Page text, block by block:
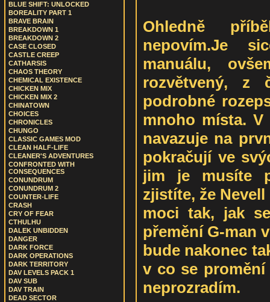
BLUE SHIFT: UNLOCKED
BOREALITY PART 1
BRAVE BRAIN
BREAKDOWN 1
BREAKDOWN 2
CASE CLOSED
CASTLE CREEP
CATHARSIS
CHAOS THEORY
CHEMICAL EXISTENCE
CHICKEN MIX
CHICKEN MIX 2
CHINATOWN
CHOICES
CHRONICLES
CHUNGO
CLASSIC GAMES MOD
CLEAN HALF-LIFE
CLEANER'S ADVENTURES
CONFRONTED WITH
CONSEQUENCES
CONUNDRUM
CONUNDRUM 2
COUNTER-LIFE
CRASH
CRY OF FEAR
CTHULHU
DALEK UNBIDDEN
DANGER
DARK FORCE
DARK OPERATIONS
DARK TERRITORY
DAV LEVELS PACK 1
DAV SUB
DAV TRAIN
DEAD SECTOR
Ohledně
nepovím.Je
manuálu,
rozvětvený, z
podrobné
mnoho místa.
navazuje na
pokračují ve
jim je musíte
zjistíte, že
moci tak, jak
přemění G-man
bude nakonec
v co se
neprozradím.